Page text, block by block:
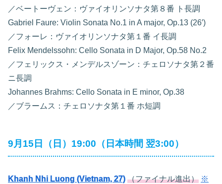
／ベートーヴェン：ヴァイオリンソナタ第８番 ト長調
Gabriel Faure: Violin Sonata No.1 in A major, Op.13 (26′)
／フォーレ：ヴァイオリンソナタ第１番 イ長調
Felix Mendelssohn: Cello Sonata in D Major, Op.58 No.2
／フェリックス・メンデルスゾーン：チェロソナタ第２番
ニ長調
Johannes Brahms: Cello Sonata in E minor, Op.38
／ブラームス：チェロソナタ第１番 ホ短調
9月15日（日）19:00（日本時間 翌3:00）
Khanh Nhi Luong (Vietnam, 27) （ファイナル進出） ※